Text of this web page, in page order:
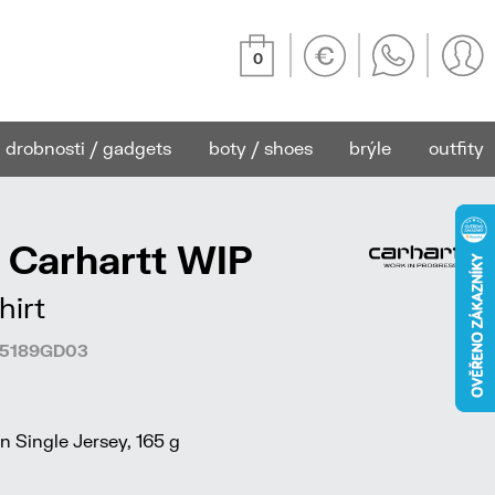
0
drobnosti / gadgets boty / shoes brýle outfity
WIP
Single Jersey, 165 g